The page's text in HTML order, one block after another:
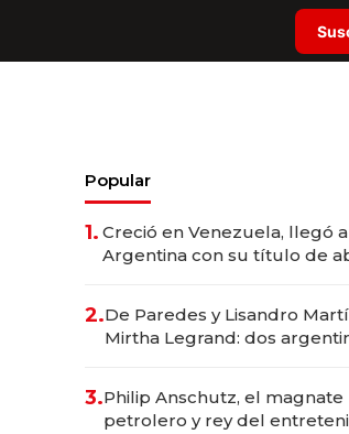
Popular
1. Creció en Venezuela, llegó
Argentina con su título de
marcas "fast premium"
2.De Paredes y Lisandro
Mirtha Legrand: dos
3.Philip Anschutz, el magnate
petrolero y rey del